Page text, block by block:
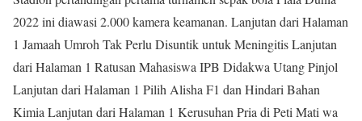
2022 ini diawasi 2.000 kamera keamanan. Lanjutan dari Halaman
1 Jamaah Umroh Tak Perlu Disuntik untuk Meningitis Lanjutan
dari Halaman 1 Ratusan Mahasiswa IPB Didakwa Utang Pinjol
Lanjutan dari Halaman 1 Pilih Alisha F1 dan Hindari Bahan
Kimia Lanjutan dari Halaman 1 Kerusuhan Pria di Peti Mati wa